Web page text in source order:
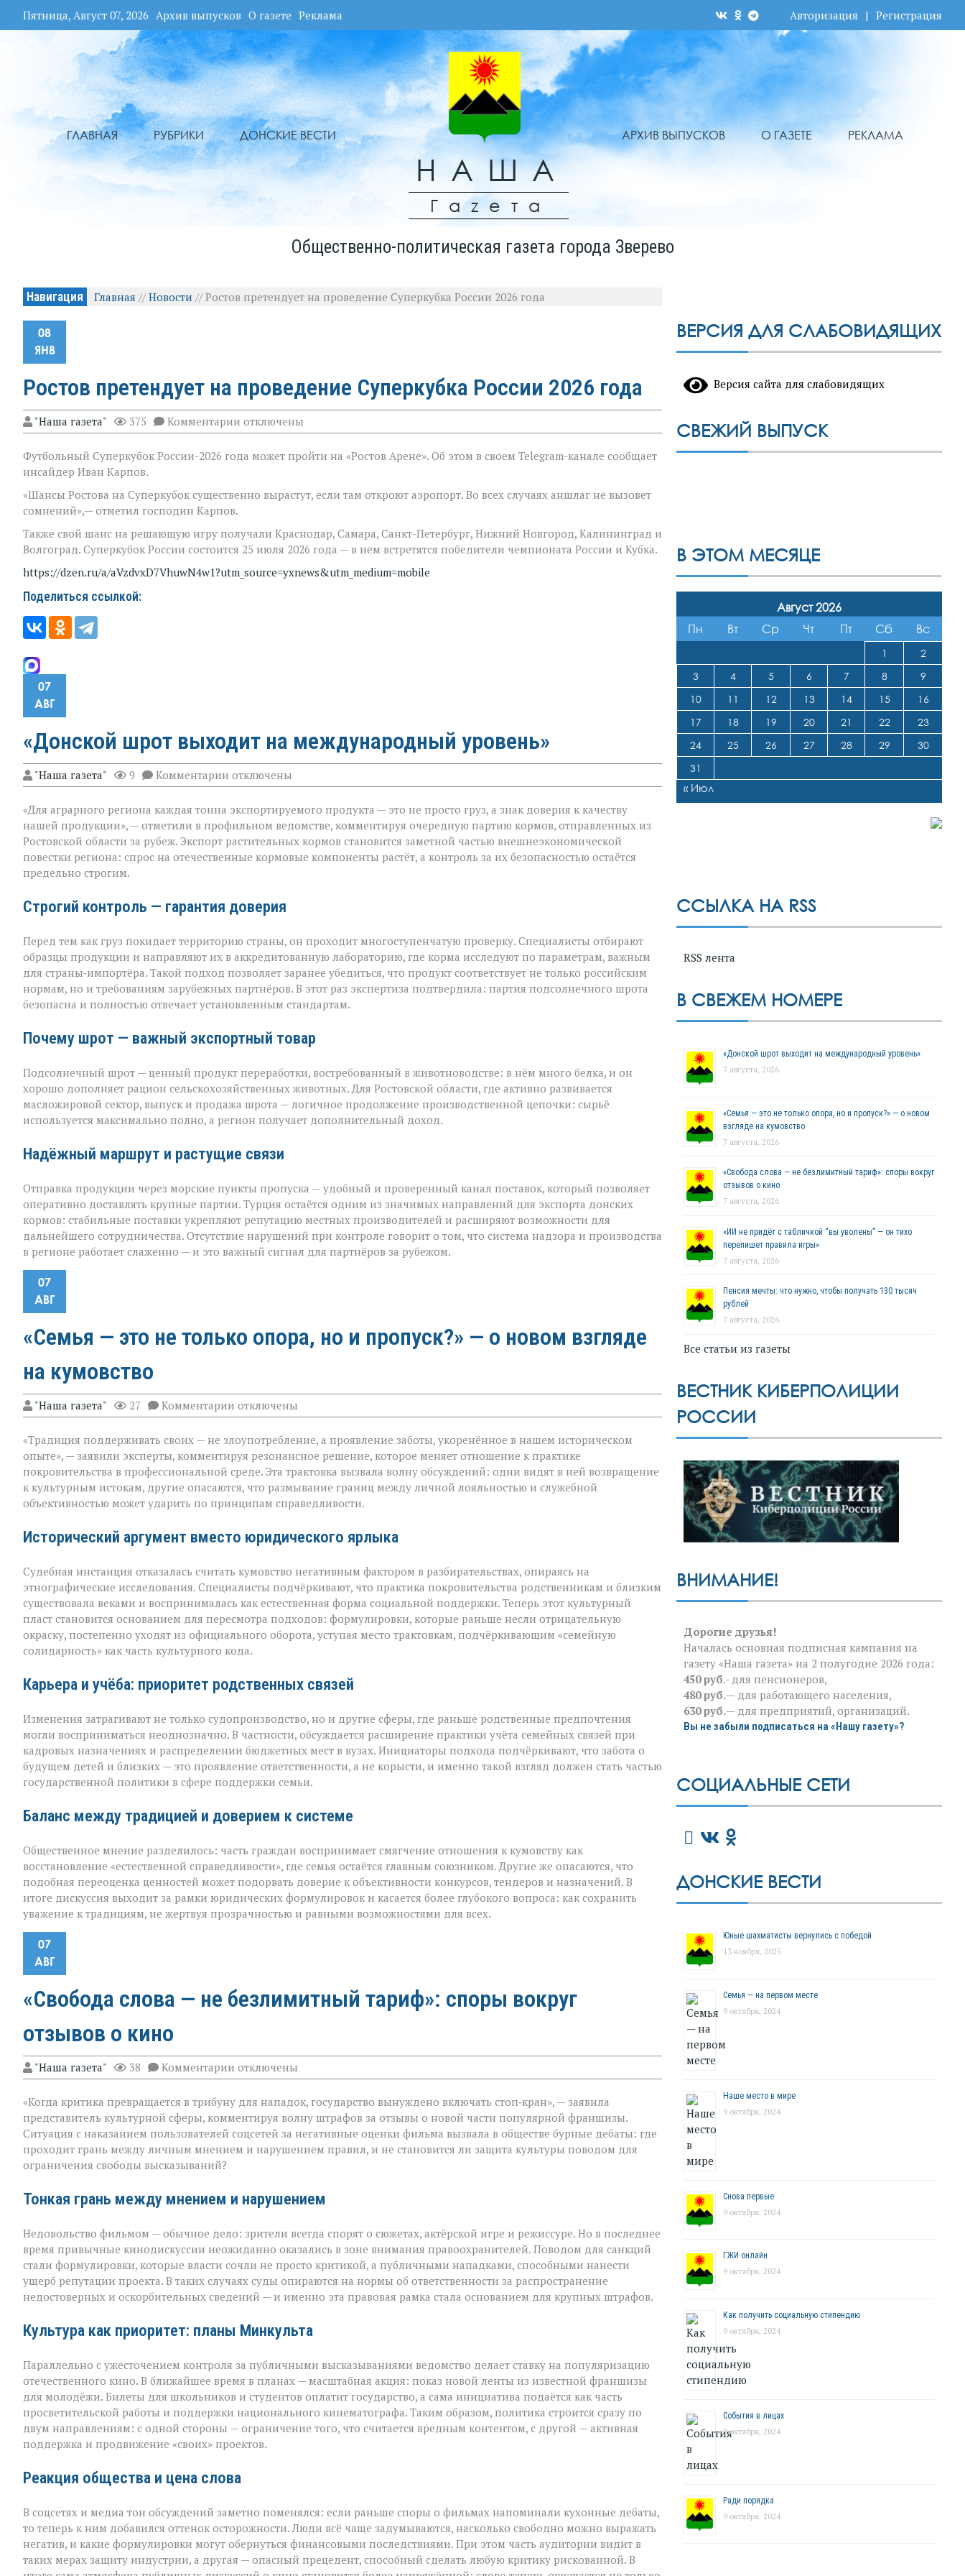
Пятница, Август 07, 2026 Архив выпусков О газете Реклама Авторизация | Регистрация
ГЛАВНАЯ РУБРИКИ ДОНСКИЕ ВЕСТИ
НАША
Гаzета
АРХИВ ВЫПУСКОВ О ГАЗЕТЕ РЕКЛАМА
Общественно-политическая газета города Зверево
Навигация Главная //Новости //Ростов претендует на проведение Суперкубка России 2026 года
08
ЯНВ
Ростов претендует на проведение Суперкубка России 2026 года
"Наша газета" 375 Комментарии к
записи
претендует
Суперкубка
года
отключены
Футбольный Суперкубок России-2026 года может пройти на «Ростов Арене». Об этом в своем Telegram-канале сообщает
инсайдер Иван Карпов.
«Шансы Ростова на Суперкубок существенно вырастут, если там откроют аэропорт. Во всех случаях аншлаг не вызовет
сомнений»,— отметил господин Карпов.
Также свой шанс на решающую игру получали Краснодар, Самара, Санкт-Петербург, Нижний Новгород, Калининград и
Волгоград. Суперкубок России состоится 25 июля 2026 года — в нем встретятся победители чемпионата России и Кубка.
https://dzen.ru/a/aVzdvxD7VhuwN4w1?utm_source=yxnews&utm_medium=mobile
Поделиться ссылкой:
07
АВГ
«Донской шрот выходит на международный уровень»
"Наша газета" 9 Комментарии к
записи
шрот
выходит
на
международный
уровень»
отключены
«Для аграрного региона каждая тонна экспортируемого продукта — это не просто груз, а знак доверия к качеству
нашей продукции», — отметили в профильном ведомстве, комментируя очередную партию кормов, отправленных из
Ростовской области за рубеж. Экспорт растительных кормов становится заметной частью внешнеэкономической
повестки региона: спрос на отечественные кормовые компоненты растёт, а контроль за их безопасностью остаётся
предельно строгим.
Строгий контроль — гарантия доверия
Перед тем как груз покидает территорию страны, он проходит многоступенчатую проверку. Специалисты отбирают
образцы продукции и направляют их в аккредитованную лабораторию, где корма исследуют по параметрам, важным
для страны‑импортёра. Такой подход позволяет заранее убедиться, что продукт соответствует не только российским
нормам, но и требованиям зарубежных партнёров. В этот раз экспертиза подтвердила: партия подсолнечного шрота
безопасна и полностью отвечает установленным стандартам.
Почему шрот — важный экспортный товар
Подсолнечный шрот — ценный продукт переработки, востребованный в животноводстве: в нём много белка, и он
хорошо дополняет рацион сельскохозяйственных животных. Для Ростовской области, где активно развивается
масложировой сектор, выпуск и продажа шрота — логичное продолжение производственной цепочки: сырьё
используется максимально полно, а регион получает дополнительный доход.
Надёжный маршрут и растущие связи
Отправка продукции через морские пункты пропуска — удобный и проверенный канал поставок, который позволяет
оперативно доставлять крупные партии. Турция остаётся одним из значимых направлений для экспорта донских
кормов: стабильные поставки укрепляют репутацию местных производителей и расширяют возможности для
дальнейшего сотрудничества. Отсутствие нарушений при контроле говорит о том, что система надзора и производства
в регионе работает слаженно — и это важный сигнал для партнёров за рубежом.
07
АВГ
«Семья — это не только опора, но и пропуск?» — о новом взгляде
на кумовство
"Наша газета" 27 Комментарии к
записи
не
только
опора,
но
и
пропуск?» — о
на
отключены
«Традиция поддерживать своих — не злоупотребление, а проявление заботы, укоренённое в нашем историческом
опыте», — заявили эксперты, комментируя резонансное решение, которое меняет отношение к практике
покровительства в профессиональной среде. Эта трактовка вызвала волну обсуждений: одни видят в ней возвращение
к культурным истокам, другие опасаются, что размывание границ между личной лояльностью и служебной
объективностью может ударить по принципам справедливости.
Исторический аргумент вместо юридического ярлыка
Судебная инстанция отказалась считать кумовство негативным фактором в разбирательствах, опираясь на
этнографические исследования. Специалисты подчёркивают, что практика покровительства родственникам и близким
существовала веками и воспринималась как естественная форма социальной поддержки. Теперь этот культурный
пласт становится основанием для пересмотра подходов: формулировки, которые раньше несли отрицательную
окраску, постепенно уходят из официального оборота, уступая место трактовкам, подчёркивающим «семейную
солидарность» как часть культурного кода.
Карьера и учёба: приоритет родственных связей
Изменения затрагивают не только судопроизводство, но и другие сферы, где раньше родственные предпочтения
могли восприниматься неоднозначно. В частности, обсуждается расширение практики учёта семейных связей при
кадровых назначениях и распределении бюджетных мест в вузах. Инициаторы подхода подчёркивают, что забота о
будущем детей и близких — это проявление ответственности, а не корысти, и именно такой взгляд должен стать частью
государственной политики в сфере поддержки семьи.
Баланс между традицией и доверием к системе
Общественное мнение разделилось: часть граждан воспринимает смягчение отношения к кумовству как
восстановление «естественной справедливости», где семья остаётся главным союзником. Другие же опасаются, что
подобная переоценка ценностей может подорвать доверие к объективности конкурсов, тендеров и назначений. В
итоге дискуссия выходит за рамки юридических формулировок и касается более глубокого вопроса: как сохранить
уважение к традициям, не жертвуя прозрачностью и равными возможностями для всех.
07
АВГ
«Свобода слова — не безлимитный тариф»: споры вокруг
отзывов о кино
"Наша газета" 38 Комментарии к
записи
слова — не
безлимитный
тариф»:
споры
вокруг
отключены
«Когда критика превращается в трибуну для нападок, государство вынуждено включать стоп‑кран», — заявила
представитель культурной сферы, комментируя волну штрафов за отзывы о новой части популярной франшизы.
Ситуация с наказанием пользователей соцсетей за негативные оценки фильма вызвала в обществе бурные дебаты: где
проходит грань между личным мнением и нарушением правил, и не становится ли защита культуры поводом для
ограничения свободы высказываний?
Тонкая грань между мнением и нарушением
Недовольство фильмом — обычное дело: зрители всегда спорят о сюжетах, актёрской игре и режиссуре. Но в последнее
время привычные кинодискуссии неожиданно оказались в зоне внимания правоохранителей. Поводом для санкций
стали формулировки, которые власти сочли не просто критикой, а публичными нападками, способными нанести
ущерб репутации проекта. В таких случаях суды опираются на нормы об ответственности за распространение
недостоверных и оскорбительных сведений — и именно эта правовая рамка стала основанием для крупных штрафов.
Культура как приоритет: планы Минкульта
Параллельно с ужесточением контроля за публичными высказываниями ведомство делает ставку на популяризацию
отечественного кино. В ближайшее время в планах — масштабная акция: показ новой ленты из известной франшизы
для молодёжи. Билеты для школьников и студентов оплатит государство, а сама инициатива подаётся как часть
просветительской работы и поддержки национального кинематографа. Таким образом, политика строится сразу по
двум направлениям: с одной стороны — ограничение того, что считается вредным контентом, с другой — активная
поддержка и продвижение «своих» проектов.
Реакция общества и цена слова
В соцсетях и медиа тон обсуждений заметно поменялся: если раньше споры о фильмах напоминали кухонные дебаты,
то теперь к ним добавился оттенок осторожности. Люди всё чаще задумываются, насколько свободно можно выражать
негатив, и какие формулировки могут обернуться финансовыми последствиями. При этом часть аудитории видит в
таких мерах защиту индустрии, а другая — опасный прецедент, способный сделать любую критику рискованной. В
ВЕРСИЯ ДЛЯ СЛАБОВИДЯЩИХ
Версия сайта для слабовидящих
СВЕЖИЙ ВЫПУСК
В ЭТОМ МЕСЯЦЕ
Август 2026
Пн
Вт Ср Чт Пт Сб Вс
1
2
3
4 5 6 7 8
9
10
11 12 13 14 15
16
17
18 19 20 21 22
23
24
25 26 27 28 29
30
31
« Июл
ССЫЛКА НА RSS
RSS лента
В СВЕЖЕМ НОМЕРЕ
«Донской шрот выходит на международный уровень»
7 августа, 2026
«Семья — это не только опора, но и пропуск?» — о новом
взгляде на кумовство
7 августа, 2026
«Свобода слова — не безлимитный тариф»: споры вокруг
отзывов о кино
7 августа, 2026
«ИИ не придёт с табличкой “вы уволены” — он тихо
перепишет правила игры»
7 августа, 2026
Пенсия мечты: что нужно, чтобы получать 130 тысяч
рублей
7 августа, 2026
Все статьи из газеты
ВЕСТНИК КИБЕРПОЛИЦИИ
РОССИИ
ВНИМАНИЕ!
Дорогие друзья!
Началась основная подписная кампания на
газету «Наша газета» на 2 полугодие 2026 года:
450 руб.- для пенсионеров,
480 руб.— для работающего населения,
630 руб.— для предприятий, организаций.
Вы не забыли подписаться на «Нашу газету»?
СОЦИАЛЬНЫЕ СЕТИ
ДОНСКИЕ ВЕСТИ
Юные шахматисты вернулись с победой
13 ноября, 2025
Семья — на первом месте
9 октября, 2024
Наше место в мире
9 октября, 2024
Снова первые
9 октября, 2024
ГЖИ онлайн
9 октября, 2024
Как получить социальную стипендию
9 октября, 2024
События в лицах
9 октября, 2024
Ради порядка
9 октября, 2024